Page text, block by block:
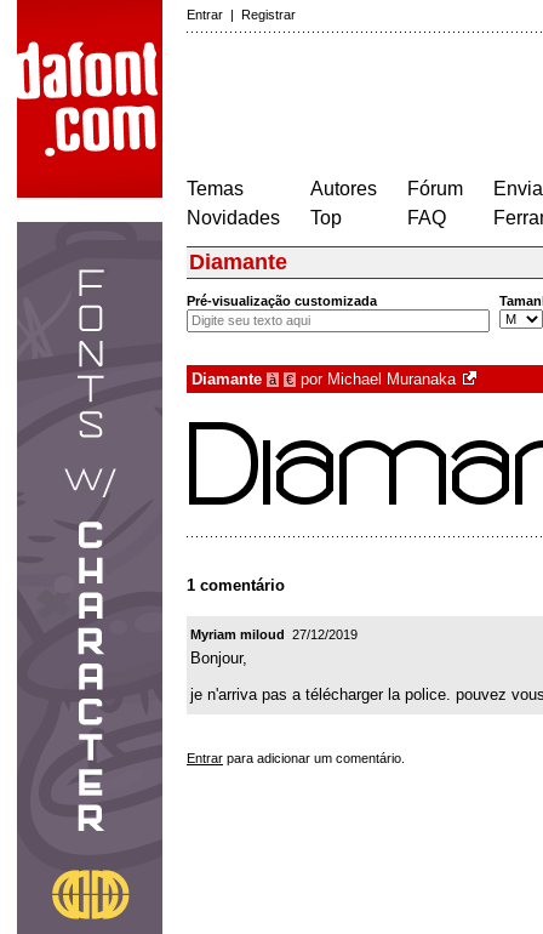
Entrar | Registrar
Temas
Novidades
Autores
Top
Fórum
FAQ
Diamante
Pré-visualização customizada
Diamante à € por Michael Muranaka
1 comentário
Myriam miloud 27/12/2019
Bonjour,
je n'arriva pas a télécharger la police. pouvez
Entrar para adicionar um comentário.